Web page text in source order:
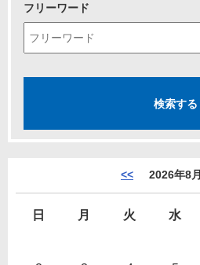
フリーワード
<< 2026年8月
日 月 火 水